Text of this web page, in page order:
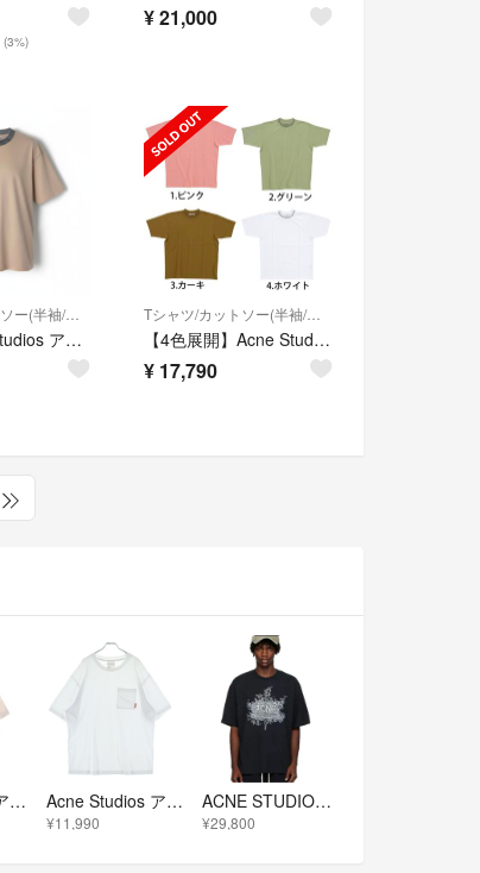
(3%)
¥21,000
Tシャツ/カットソー(半袖/袖なし)
Mf24 Acne Studios アクネストゥディオス ロゴカラー 半袖Tシャツプルオーバー BL282 サイズL クリームベージュ メンズo07t
Tシャツ/カットソー(半袖/袖なし)
【4色展開】Acne Studios アクネ ストゥディオズ Navid BL0004 PNK / BL0004 PGRN / BL0004 GRN / BL0004 WHT メンズ Tシャツ トップス 半袖 クルーネック ロゴ リブ(as0020) 4.ホワイト
¥ 17,790
Acne Studios アクネ ストゥディオズ Rubber T-Shirt フェード加工 ラバーロゴ 半袖Tシャツ ピンク FN-UX-TSHI000018 Acne Studios アクネ ストゥディオズ クルーネック オーバーサイズTシャツ カットソー ホワイト FN-MN-TSHI000242BL0214
¥11,990
ACNE STUDIOS Black Glow In The Dark Tシャツ ブラック アクネ グラフィック 蓄光
¥29,800